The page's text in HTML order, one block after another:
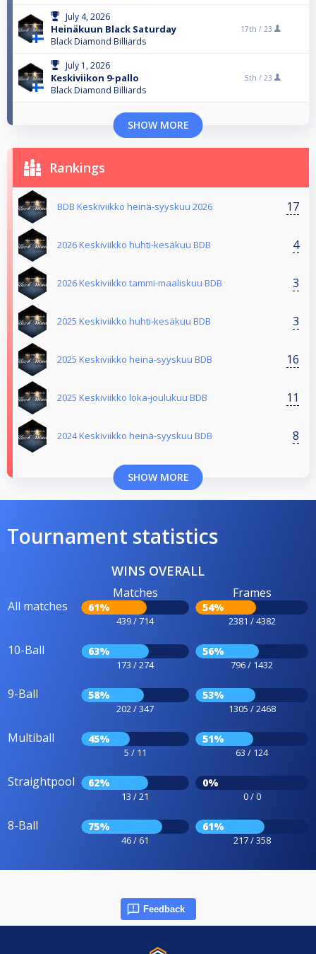
July 4, 2026
Heinäkuun Black Saturday
Black Diamond Billiards
17th / 23
July 1, 2026
Keskiviikon 9-pallo
Black Diamond Billiards
5th / 23
SHOW MORE
Rankings
BDB Keskiviikko heinä-syyskuu 2026 17
2026 Keskiviikko huhti-kesäkuu BDB 4
2026 Keskiviikko tammi-maaliskuu BDB 3
2025 Keskiviikko huhti-kesäkuu BDB 3
2025 Keskiviikko heinä-syyskuu BDB 16
2025 Keskiviikko loka-joulukuu BDB 11
2024 Keskiviikko heinä-syyskuu BDB 8
SHOW MORE
Tournament statistics
WINS OVERALL
All matches
Matches
61%
439 / 714
Frames
54%
2381 / 4382
10-Ball 63%
173 / 274
56%
796 / 1432
9-Ball 58%
202 / 347
53%
1305 / 2468
Multiball 45%
5 / 11
51%
63 / 124
Straightpool 62%
13 / 21
0%
0 / 0
8-Ball 75%
46 / 61
61%
217 / 358
Feedback